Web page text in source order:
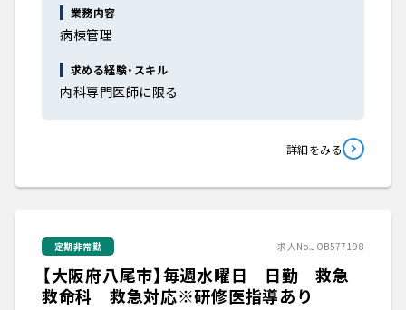
業務内容
病棟管理
求める経験・スキル
内科専門医師に限る
詳細をみる
定期非常勤 求人No.JOB577198
【大阪府八尾市】毎週水曜日 日勤 救急
救命科 救急対応※研修医指導あり